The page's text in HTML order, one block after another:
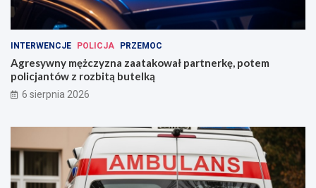
INTERWENCJE POLICJA PRZEMOC
Agresywny mężczyzna zaatakował partnerkę, potem
policjantów z rozbitą butelką
6 sierpnia 2026